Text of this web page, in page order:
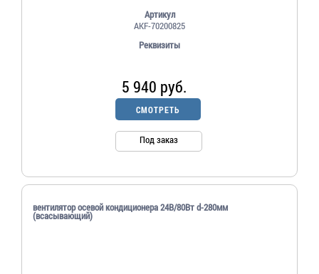
Артикул
AKF-70200825
Реквизиты
5 940 руб.
СМОТРЕТЬ
Под заказ
вентилятор осевой кондиционера 24В/80Вт d-280мм
(всасывающий)